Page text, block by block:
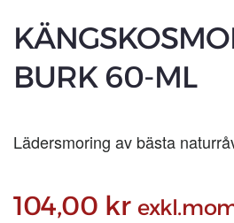
BURK 60-ML
Lädersmoring av bästa
104,00 kr